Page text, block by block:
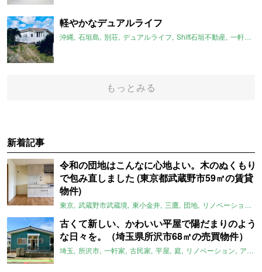
軽やかなデュアルライフ
沖縄 石垣島 別荘 デュアルライフ Shift石垣不動産 一軒家
もっとみる
新着記事
令和の団地はこんなに心地よい。木のぬくもり
で包み直しました (東京都武蔵野市59㎡の賃貸
物件)
東京 武蔵野市武蔵境 東小金井 三鷹 団地 リノベーション
古くて新しい、かわいい平屋で陽だまりのよう
な日々を。（埼玉県所沢市68㎡の売買物件）
埼玉 所沢市 一軒家 古民家 平屋 庭 リノベーション アメリカンハウス